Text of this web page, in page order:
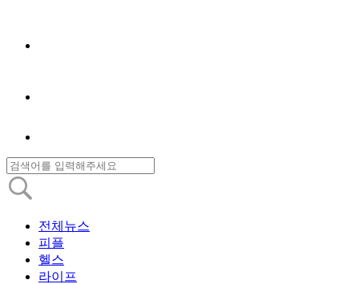
전체뉴스
피플
헬스
라이프